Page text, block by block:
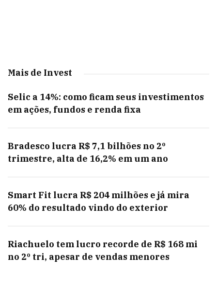
Mais de Invest
Selic a 14%: como ficam seus investimentos
em ações, fundos e renda fixa
Bradesco lucra R$ 7,1 bilhões no 2º
trimestre, alta de 16,2% em um ano
Smart Fit lucra R$ 204 milhões e já mira
60% do resultado vindo do exterior
Riachuelo tem lucro recorde de R$ 168 mi
no 2º tri, apesar de vendas menores